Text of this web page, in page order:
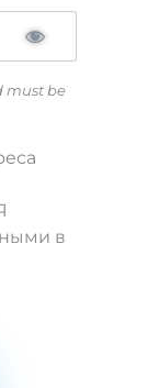
must be
в